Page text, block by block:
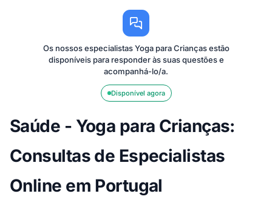
Os nossos especialistas Yoga para Crianças estão
disponíveis para responder às suas questões e
acompanhá-lo/a.
Disponível agora
Saúde - Yoga para Crianças:
Consultas de Especialistas
Online em Portugal